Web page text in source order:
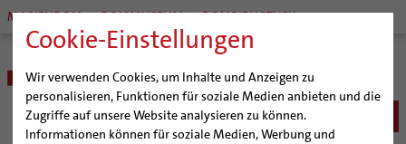
Cookie-Einstellungen
Wir verwenden Cookies, um Inhalte und Anzeigen zu
personalisieren, Funktionen für soziale Medien anbieten und die
Zugriffe auf unsere Website analysieren zu können.
Informationen können für soziale Medien, Werbung und
MARIENDOM DOMMUSEUM DOMBIBLIOTHEK